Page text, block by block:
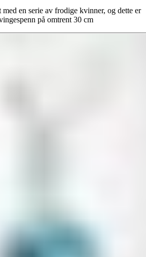
en serie av frodige kvinner, og dette er
på omtrent 30 cm